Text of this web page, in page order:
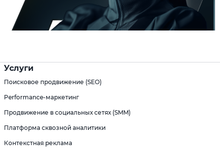
Услуги
Поисковое продвижение (SEO)
Performance-маркетинг
Продвижение в социальных сетях (SMM)
Платформа сквозной аналитики
Контекстная реклама